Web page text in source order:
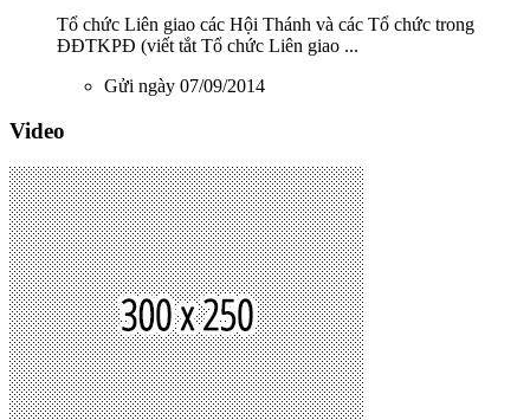
Tổ chức Liên giao các Hội Thánh và các Tổ chức trong
ĐĐTKPĐ (viết tắt Tổ chức Liên giao ...
Gửi ngày 07/09/2014
Video